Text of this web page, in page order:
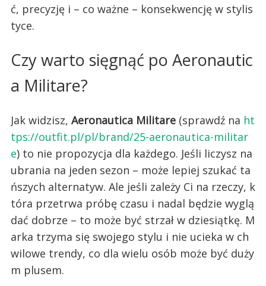
ć, precyzję i – co ważne – konsekwencję w stylis
tyce.
Czy warto sięgnąć po Aeronautic
a Militare?
Jak widzisz, Aeronautica Militare (sprawdź na ht
tps://outfit.pl/pl/brand/25-aeronautica-militar
e) to nie propozycja dla każdego. Jeśli liczysz na
ubrania na jeden sezon – może lepiej szukać ta
ńszych alternatyw. Ale jeśli zależy Ci na rzeczy, k
tóra przetrwa próbę czasu i nadal będzie wyglą
dać dobrze – to może być strzał w dziesiątkę. M
arka trzyma się swojego stylu i nie ucieka w ch
wilowe trendy, co dla wielu osób może być duży
m plusem.